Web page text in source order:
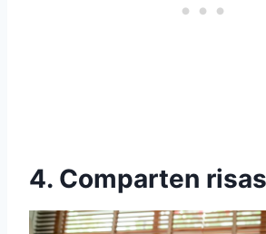
4. Comparten risas